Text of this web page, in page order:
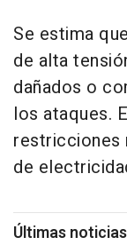
Se estima
de alta
dañados o
los ataques.
restricciones
de
Últimas